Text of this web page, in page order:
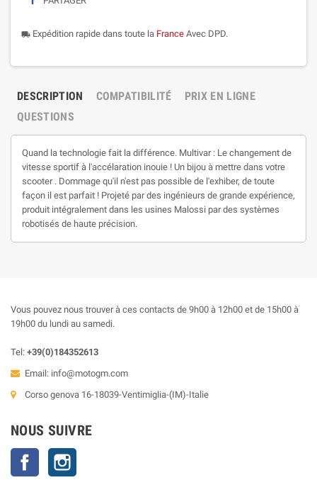
local_shipping Expédition rapide dans toute la France Avec DPD.
DESCRIPTION COMPATIBILITÉ
PRIX EN LIGNE
QUESTIONS
Quand la technologie fait la différence. Multivar : Le changement de
vitesse sportif à l'accélaration inouie ! Un bijou à mettre dans votre
scooter . Dommage qu'il n'est pas possible de l'exhiber, de toute
façon il est parfait ! Projeté par des ingénieurs de grande expérience,
produit intégralement dans les usines Malossi par des systèmes
robotisés de haute précision.
Vous pouvez nous trouver à ces contacts de 9h00 à 12h00 et de 15h00 à
19h00 du lundi au samedi.
Tel: +39(0)184352613
Email: info@motogm.com
Corso genova 16-18039-Ventimiglia-(IM)-Italie
NOUS SUIVRE
Facebook